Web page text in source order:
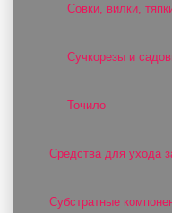
Совки, вилки,
Сучкорезы и
Точило
Средства для ухода
Субстратные